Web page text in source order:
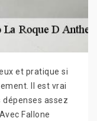
et pratique si
Il est vrai
assez
Fallone